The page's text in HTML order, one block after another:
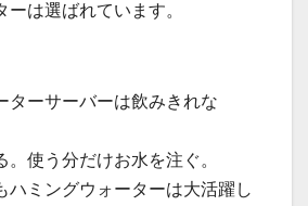
は選ばれています。
ターサーバーは飲みきれな
。使う分だけお水を注ぐ。
ハミングウォーターは大活躍し